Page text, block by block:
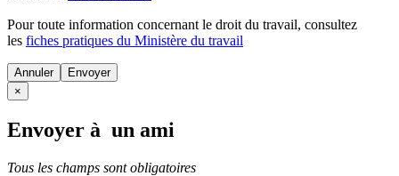
Pour toute information concernant le droit du travail, consultez
les fiches pratiques du Ministère du travail
Annuler
×
Envoyer à un ami
Tous les champs sont obligatoires